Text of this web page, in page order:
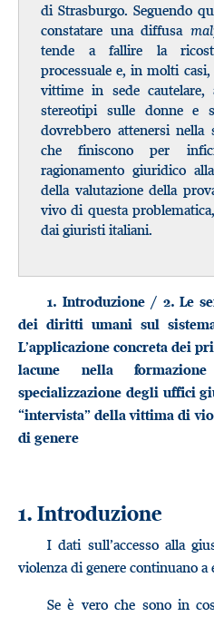
di Strasburgo. Seguendo
constatare una diffusa
tende a fallire la
processuale e, in molti
vittime in sede
stereotipi sulle donne e
dovrebbero attenersi nella
che finiscono per
ragionamento giuridico
della valutazione della
vivo di questa
dai giuristi italiani.
1. Introduzione / 2. Le
dei diritti umani sul
L’applicazione concreta dei
lacune nella
specializzazione degli uffici
“intervista” della vittima di
di genere
1. Introduzione
I dati sull’accesso alla
violenza di genere continuano a
Se è vero che sono in